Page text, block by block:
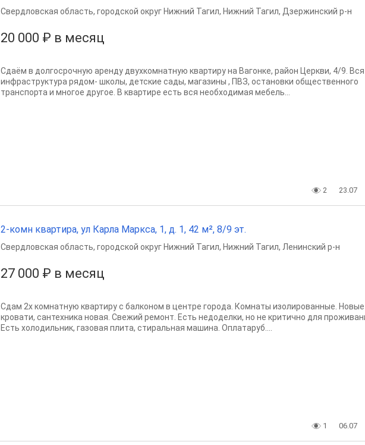
20 000 ₽ в месяц
Свердловская область, городской округ Нижний Тагил, Нижний Тагил, Дзержинский р-н
Сдаём в долгосрочную аренду двухкомнатную квартиру на Вагонке, район Церкви, 4/9. Вся
инфраструктура рядом- школы, детские сады, магазины , ПВЗ, остановки общественного
транспорта и многое другое. В квартире есть вся необходимая мебель...
2 23.07
2-комн квартира, ул Карла Маркса, 1, д. 1, 42 м², 8/9 эт.
27 000 ₽ в месяц
Свердловская область, городской округ Нижний Тагил, Нижний Тагил, Ленинский р-н
Сдам 2х комнатную квартиру с балконом в центре города. Комнаты изолированные.
кровати, сантехника новая. Свежий ремонт. Есть недоделки, но не критично для
Есть холодильник, газовая плита, стиральная машина. Оплатаруб....
1 06.07